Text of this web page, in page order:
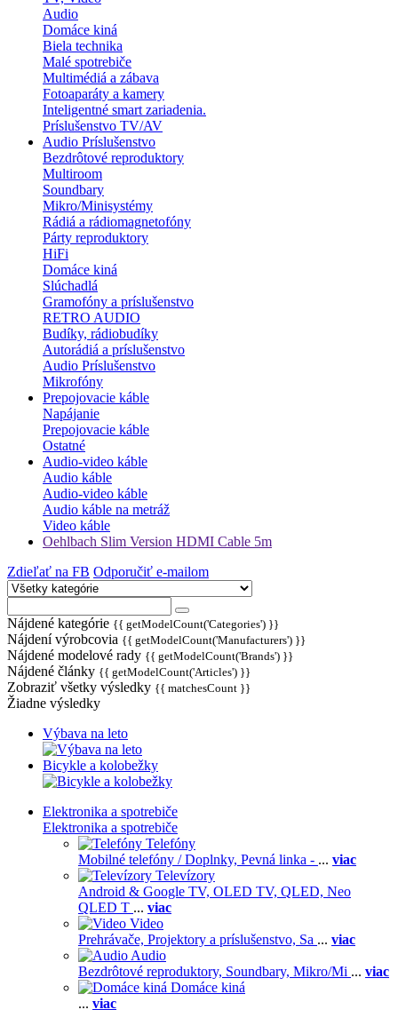
Audio
Domáce kiná
Biela technika
Malé spotrebiče
Multimédiá a zábava
Fotoaparáty a kamery
Inteligentné smart zariadenia.
Príslušenstvo TV/AV
Audio Príslušenstvo
Bezdrôtové reproduktory
Multiroom
Soundbary
Mikro/Minisystémy
Rádiá a rádiomagnetofóny
Párty reproduktory
HiFi
Domáce kiná
Slúchadlá
Gramofóny a príslušenstvo
RETRO AUDIO
Budíky, rádiobudíky
Autorádiá a príslušenstvo
Audio Príslušenstvo
Mikrofóny
Prepojovacie káble
Napájanie
Prepojovacie káble
Ostatné
Audio-video káble
Audio káble
Audio-video káble
Audio káble na metráž
Video káble
Oehlbach Slim Version HDMI Cable 5m
Zdieľať na FB Odporučiť e-mailom
Nájdené kategórie {{ getModelCount('Categories') }}
Nájdení výrobcovia {{ getModelCount('Manufacturers') }}
Nájdené modelové rady {{ getModelCount('Brands') }}
Nájdené články {{ getModelCount('Articles') }}
Zobraziť všetky výsledky {{ matchesCount }}
Žiadne výsledky
Výbava na leto
Bicykle a kolobežky
Elektronika a spotrebiče
Elektronika a spotrebiče
Telefóny
Mobilné telefóny / Doplnky, Pevná linka - ... viac
Televízory
Android & Google TV, OLED TV, QLED, Neo
QLED T ... viac
Video
Prehrávače, Projektory a príslušenstvo, Sa ... viac
Audio
Bezdrôtové reproduktory, Soundbary, Mikro/Mi ... viac
Domáce kiná
... viac